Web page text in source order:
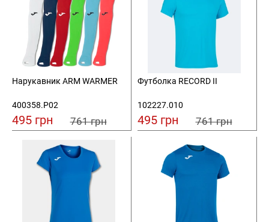
Нарукавник ARM WARMER
400358.P02
495 грн 761 грн
Футболка RECORD II
102227.010
495 грн 761 грн